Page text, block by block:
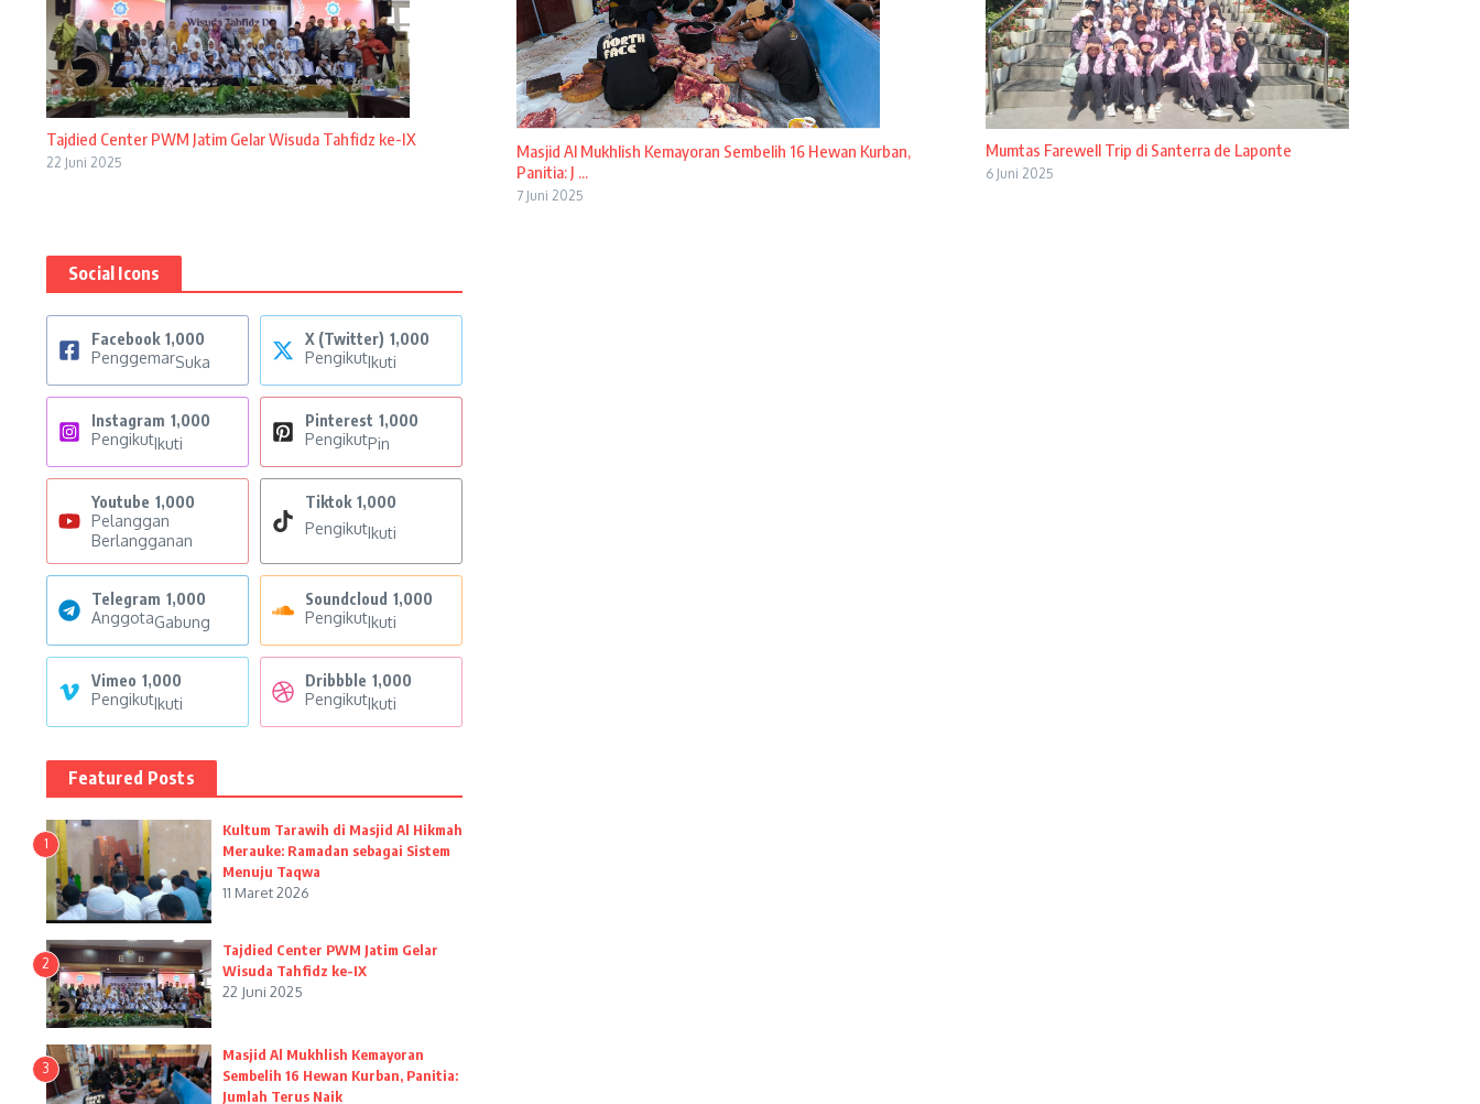
Tajdied Center PWM Jatim Gelar Wisuda Tahfidz ke-IX
22 Juni 2025
Masjid Al Mukhlish Kemayoran Sembelih 16 Hewan Kurban,
Panitia: J ...
7 Juni 2025
Mumtas Farewell Trip di Santerra de Laponte
6 Juni 2025
Social Icons
Facebook 1,000
PenggemarSuka
X (Twitter) 1,000
PengikutIkuti
Instagram 1,000
PengikutIkuti
Pinterest 1,000
PengikutPin
Youtube 1,000
Pelanggan
Berlangganan
Tiktok 1,000
PengikutIkuti
Telegram 1,000
AnggotaGabung
Soundcloud 1,000
PengikutIkuti
Vimeo 1,000
PengikutIkuti
Dribbble 1,000
PengikutIkuti
Featured Posts
1
Kultum Tarawih di Masjid Al Hikmah
Merauke: Ramadan sebagai Sistem
Menuju Taqwa
11 Maret 2026
2
Tajdied Center PWM Jatim Gelar
Wisuda Tahfidz ke-IX
22 Juni 2025
3
Masjid Al Mukhlish Kemayoran
Sembelih 16 Hewan Kurban, Panitia:
Jumlah Terus Naik